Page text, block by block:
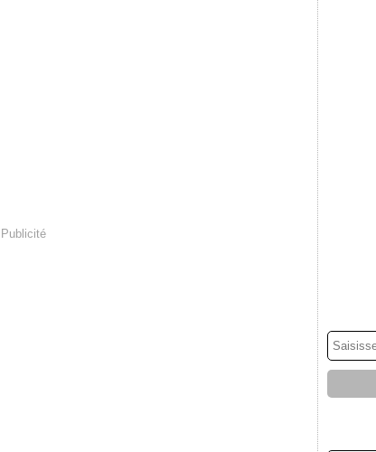
Publicité